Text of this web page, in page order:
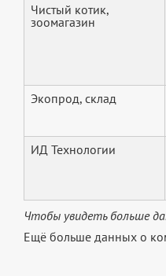
Чистый котик,
зоомагазин
Экопрод, склад
ИД Технологии
Чтобы увидеть больше
Ещё больше данных о